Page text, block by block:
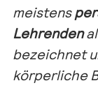
meistens
Lehrenden
bezeichnet
körperliche